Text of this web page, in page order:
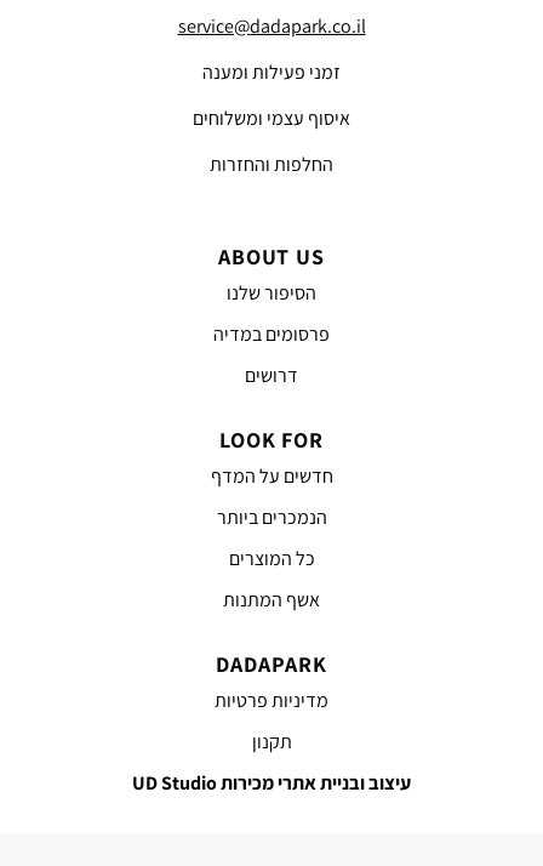
service@dadapark.co.il
זמני פעילות ומענה
איסוף עצמי ומשלוחים
החלפות והחזרות
ABOUT US
הסיפור שלנו
פרסומים במדיה
דרושים
LOOK FOR
חדשים על המדף
הנמכרים ביותר
כל המוצרים
אשף המתנות
DADAPARK
מדיניות פרטיות
תקנון
עיצוב ובניית אתרי מכירות UD Studio